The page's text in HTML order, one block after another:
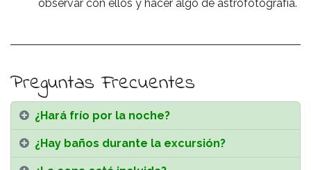
observar con ellos y hacer algo de astrofotografía.
Preguntas Frecuentes
¿Hará frío por la noche?
¿Hay baños durante la excursión?